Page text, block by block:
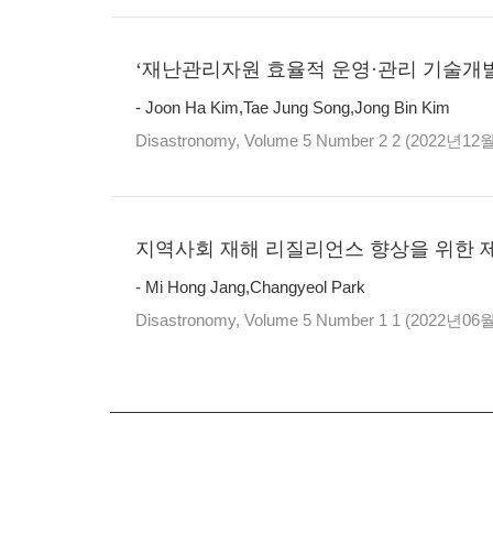
‘재난관리자원 효율적 운영·관리 기술개
- Joon Ha Kim,Tae Jung Song,Jong Bin Kim
Disastronomy, Volume 5 Number 2 2 (2022년12
지역사회 재해 리질리언스 향상을 위한
- Mi Hong Jang,Changyeol Park
Disastronomy, Volume 5 Number 1 1 (2022년06